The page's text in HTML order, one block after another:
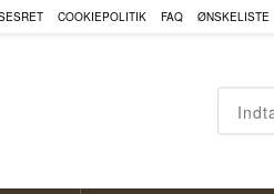
COOKIEPOLITIK FAQ ØNSKELISTE